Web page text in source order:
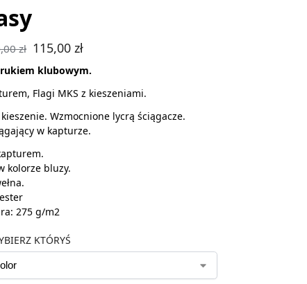
zł 115,00 zł
klubowym.
Flagi MKS z kieszeniami.
Wzmocnione lycrą ściągacze.
w kapturze.
kolorze bluzy.
275 g/m2
KTÓRYŚ